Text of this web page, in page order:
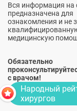
Вся информация на
предназначена для
ознакомления и не
медицинскую
Обязательно
с врачом!
Народный
хирургов